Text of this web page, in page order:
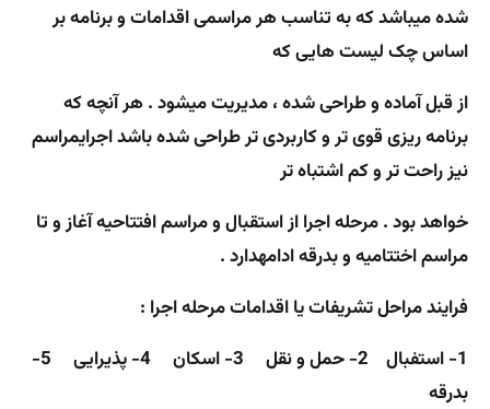
شده میباشد که به تناسب هر مراسمی اقدامات و برنامه بر
اساس چک لیست هایی که
از قبل آماده و طراحی شده ، مدیریت میشود . هر آنچه که
برنامه ریزی قوی تر و کاربردی تر طراحی شده باشد اجرایمراسم
نیز راحت تر و کم اشتباه تر
خواهد بود . مرحله اجرا از استقبال و مراسم افتتاحیه آغاز و تا
مراسم اختتامیه و بدرقه ادامهدارد .
فرایند مراحل تشریفات یا اقدامات مرحله اجرا :
1- استفبال
5-
بدرقه